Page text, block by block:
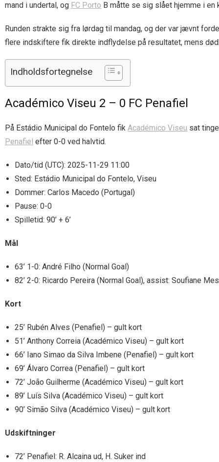
mand i undertal, og FC Porto B måtte se sig slået hjemme i
Runden strakte sig fra lørdag til mandag, og der var jævnt
flere indskiftere fik direkte indflydelse på resultatet, mens
Indholdsfortegnelse
Académico Viseu 2 – 0 FC Penafiel
På Estádio Municipal do Fontelo fik Académico Viseu sat
Penafiel efter 0-0 ved halvtid.
Dato/tid (UTC): 2025-11-29 11:00
Sted: Estádio Municipal do Fontelo, Viseu
Dommer: Carlos Macedo (Portugal)
Pause: 0-0
Spilletid: 90’ + 6’
Mål
63’ 1-0: André Filho (Normal Goal)
82’ 2-0: Ricardo Pereira (Normal Goal), assist: Soufiane
Kort
25’ Rubén Alves (Penafiel) – gult kort
51’ Anthony Correia (Académico Viseu) – gult kort
66’ Iano Simao da Silva Imbene (Penafiel) – gult kort
69’ Álvaro Correa (Penafiel) – gult kort
72’ João Guilherme (Académico Viseu) – gult kort
89’ Luís Silva (Académico Viseu) – gult kort
90’ Simão Silva (Académico Viseu) – gult kort
Udskiftninger
72’ Penafiel: R. Alcaina ud, H. Suker ind